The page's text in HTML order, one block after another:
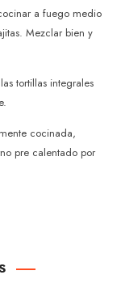
a fuego medio
Mezclar bien y
tortillas integrales
cocinada,
pre calentado por